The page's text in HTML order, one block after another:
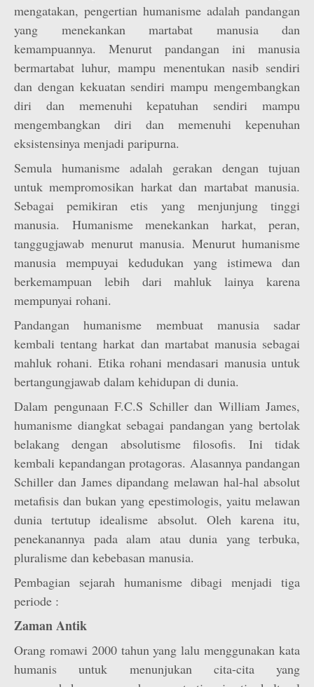
mengatakan, pengertian humanisme adalah pandangan
yang menekankan martabat manusia dan
kemampuannya. Menurut pandangan ini manusia
bermartabat luhur, mampu menentukan nasib sendiri
dan dengan kekuatan sendiri mampu mengembangkan
diri dan memenuhi kepatuhan sendiri mampu
mengembangkan diri dan memenuhi kepenuhan
eksistensinya menjadi paripurna.
Semula humanisme adalah gerakan dengan tujuan
untuk mempromosikan harkat dan martabat manusia.
Sebagai pemikiran etis yang menjunjung tinggi
manusia. Humanisme menekankan harkat, peran,
tanggugjawab menurut manusia. Menurut humanisme
manusia mempuyai kedudukan yang istimewa dan
berkemampuan lebih dari mahluk lainya karena
mempunyai rohani.
Pandangan humanisme membuat manusia sadar
kembali tentang harkat dan martabat manusia sebagai
mahluk rohani. Etika rohani mendasari manusia untuk
bertangungjawab dalam kehidupan di dunia.
Dalam pengunaan F.C.S Schiller dan William James,
humanisme diangkat sebagai pandangan yang bertolak
belakang dengan absolutisme filosofis. Ini tidak
kembali kepandangan protagoras. Alasannya pandangan
Schiller dan James dipandang melawan hal-hal absolut
metafisis dan bukan yang epestimologis, yaitu melawan
dunia tertutup idealisme absolut. Oleh karena itu,
penekanannya pada alam atau dunia yang terbuka,
pluralisme dan kebebasan manusia.
Pembagian sejarah humanisme dibagi menjadi tiga
periode :
Zaman Antik
Orang romawi 2000 tahun yang lalu menggunakan kata
humanis untuk menunjukan cita-cita yang